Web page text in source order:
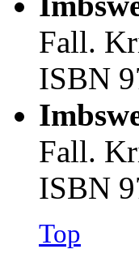
Fall.
ISBN
Fall.
ISBN
Top